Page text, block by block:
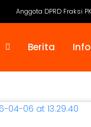
Anggota DPRD Fraksi
Berita